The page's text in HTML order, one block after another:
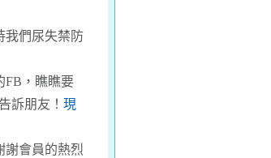
我們尿失禁防
FB，瞧瞧要
訴朋友！ 現
謝會員的熱烈